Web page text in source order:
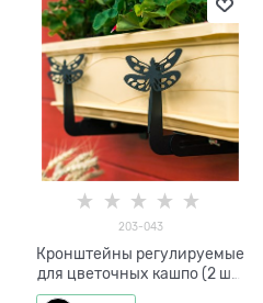
203-043
Кронштейны регулируемые
для цветочных кашпо (2 шт)
203-043